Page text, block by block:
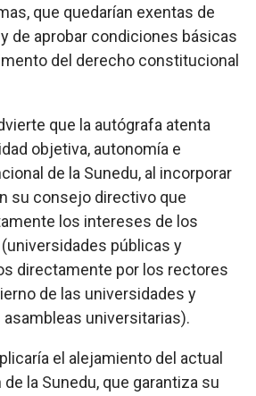
que quedarían exentas de
de aprobar condiciones básicas
del derecho constitucional
que la autógrafa atenta
objetiva, autonomía e
de la Sunedu, al incorporar
su consejo directivo que
los intereses de los
públicas y
directamente por los rectores
de las universidades y
universitarias).
el alejamiento del actual
la Sunedu, que garantiza su